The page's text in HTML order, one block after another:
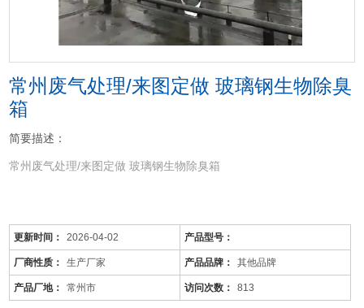
常州废气处理/来图定做 玻璃钢生物除臭
箱
简要描述：
常州废气处理/来图定做 玻璃钢生物除臭箱
更新时间： 2026-04-02 产品型号：
厂商性质： 生产厂家 产品品牌： 其他品牌
产品厂地： 常州市 访问次数： 813